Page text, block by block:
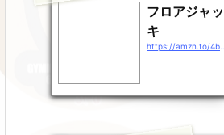
フロアジャッ
キ